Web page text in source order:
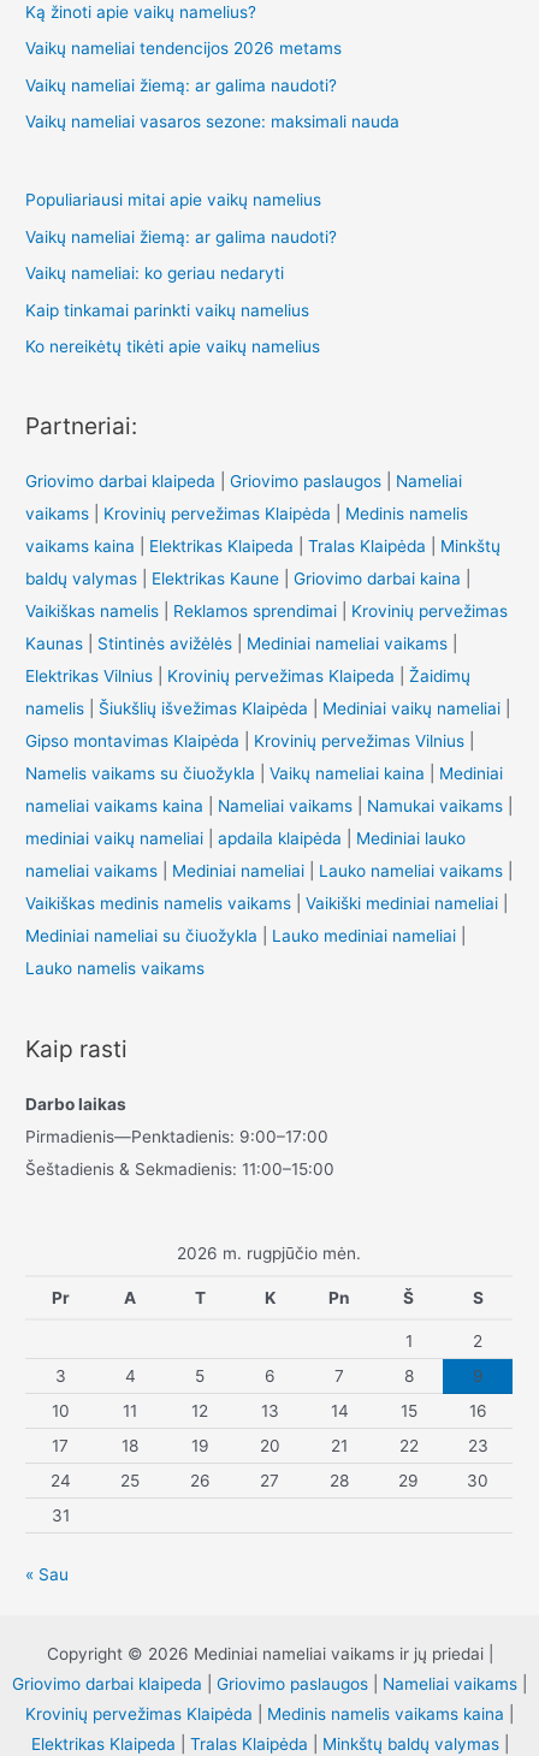
Ką žinoti apie vaikų namelius?
Vaikų nameliai tendencijos 2026 metams
Vaikų nameliai žiemą: ar galima naudoti?
Vaikų nameliai vasaros sezone: maksimali nauda
Populiariausi mitai apie vaikų namelius
Vaikų nameliai žiemą: ar galima naudoti?
Vaikų nameliai: ko geriau nedaryti
Kaip tinkamai parinkti vaikų namelius
Ko nereikėtų tikėti apie vaikų namelius
Partneriai:
Griovimo darbai klaipeda |Griovimo paslaugos
Nameliai
vaikams
Krovinių pervežimas Klaipėda
Medinis namelis
vaikams kaina
Elektrikas Klaipeda |Tralas Klaipėda
Minkštų
baldų valymas
Elektrikas Kaune |Griovimo darbai kaina
Vaikiškas namelis
Reklamos sprendimai
Krovinių pervežimas
Kaunas
Stintinės avižėlės Mediniai nameliai vaikams
Elektrikas Vilnius
Krovinių pervežimas Klaipeda |Žaidimų
namelis
Šiukšlių išvežimas Klaipėda Mediniai vaikų nameliai
Gipso montavimas Klaipėda
Krovinių pervežimas Vilnius
Namelis vaikams su čiuožykla |Vaikų nameliai kaina
Mediniai
nameliai vaikams kaina
Nameliai vaikams Namukai vaikams
mediniai vaikų nameliai |apdaila klaipėda
Mediniai lauko
nameliai vaikams
Mediniai nameliai Lauko nameliai vaikams
Vaikiškas medinis namelis vaikams |Vaikiški mediniai nameliai
Mediniai nameliai su čiuožykla
Lauko mediniai nameliai
Lauko namelis vaikams
Kaip rasti
Darbo laikas
Pirmadienis—Penktadienis: 9:00–17:00
Šeštadienis & Sekmadienis: 11:00–15:00
2026 m. rugpjūčio mėn.
Pr A T K Pn Š S
1
2
3
4 5 6 7 8
9
10
11 12 13 14 15
16
17
18 19 20 21 22
23
24
25 26 27 28 29
30
31
« Sau
Copyright © 2026 Mediniai nameliai vaikams ir jų priedai |
Griovimo darbai klaipeda
Griovimo paslaugos Nameliai vaikams
Krovinių pervežimas Klaipėda
Medinis namelis vaikams kaina
Elektrikas Klaipeda
Tralas Klaipėda Minkštų baldų valymas|